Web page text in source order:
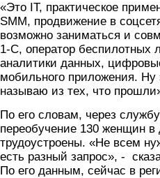
«Это IT, практическое
SMM, продвижение в
возможно заниматься и
1-С, оператор беспилотных
аналитики данных,
мобильного приложения.
называю из тех, что
По его словам, через
переобучение 130 женщин в
трудоустроены. «Не всем
есть разный запрос», -
По его данным, сейчас в